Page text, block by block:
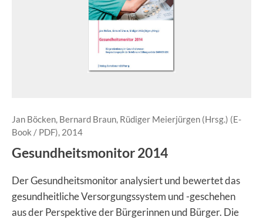
Jan Böcken, Bernard Braun, Rüdiger Meierjürgen (Hrsg.) (E-
Book / PDF), 2014
Gesundheitsmonitor 2014
Der Gesundheitsmonitor analysiert und bewertet das
gesundheitliche Versorgungssystem und -geschehen
aus der Perspektive der Bürgerinnen und Bürger. Die